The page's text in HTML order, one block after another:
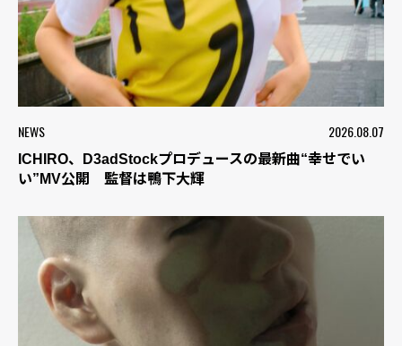
NEWS 2026.08.07
ICHIRO、D3adStockプロデュースの最新曲“幸せでい
い”MV公開 監督は鴨下大輝